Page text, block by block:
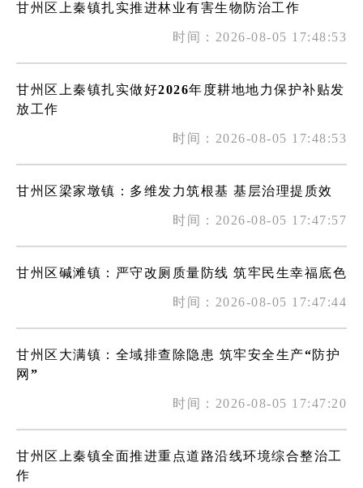
甘州区上秦镇扎实推进林业有害生物防治工作
时间：2026-08-05 17:48:53
甘州区上秦镇扎实做好2026年度耕地地力保护补贴发
放工作
时间：2026-08-05 17:48:53
甘州区梁家墩镇：多维发力筑根基 基层治理提质效
时间：2026-08-05 17:47:57
甘州区碱滩镇：严守改厕质量防线 筑牢民生幸福底色
时间：2026-08-05 17:47:44
甘州区大满镇：全域排查除隐患 筑牢安全生产“防护
网”
时间：2026-08-05 17:47:20
甘州区上秦镇全面推进重点道路沿线环境综合整治工
作